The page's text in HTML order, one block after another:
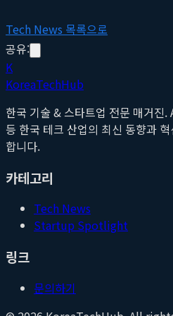
Tech News 목록으로
공유:
K
KoreaTechHub
한국 기술 & 스타트업 전문 매거진.
등 한국 테크 산업의 최신 동향과
합니다.
카테고리
Tech News
Startup Spotlight
링크
문의하기